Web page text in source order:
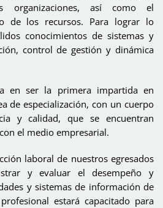
organizaciones, así como el
de los recursos. Para lograr lo
conocimientos de sistemas y
control de gestión y dinámica
en ser la primera impartida en
de especialización, con un cuerpo
y calidad, que se encuentran
el medio empresarial.
laboral de nuestros egresados
y evaluar el desempeño y
y sistemas de información de
estará capacitado para